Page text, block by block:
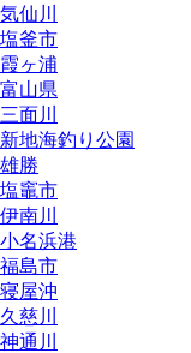
気仙川
塩釜市
霞ヶ浦
富山県
三面川
新地海釣り公園
雄勝
塩竈市
伊南川
小名浜港
福島市
寝屋沖
久慈川
神通川